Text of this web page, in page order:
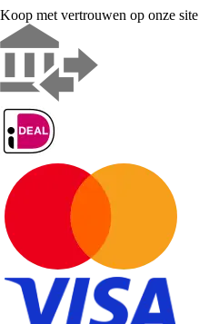
Koop met vertrouwen op onze site